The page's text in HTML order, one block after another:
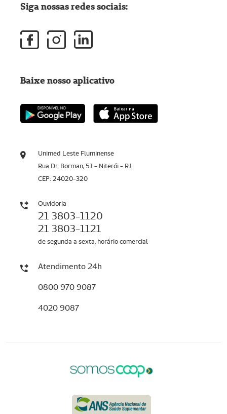
Unimed Leste Fluminense
Rua Dr. Borman, 51 - Niterói - RJ
CEP: 24020-320
Ouvidoria
21 3803-1120
21 3803-1121
de segunda a sexta, horário comercial
Atendimento 24h
0800 970 9087
4020 9087
Siga nossas redes sociais:
Baixe nosso aplicativo